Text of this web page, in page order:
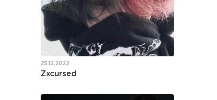
25.12.2022
Zxcursed